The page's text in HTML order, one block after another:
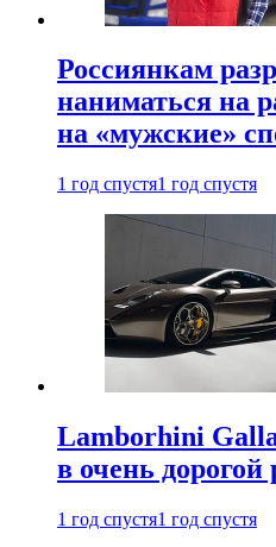
Россиянкам
наниматься на
на «мужские»
1 год спустя1 год спустя
Lamborhini
в очень дорогой
1 год спустя1 год спустя